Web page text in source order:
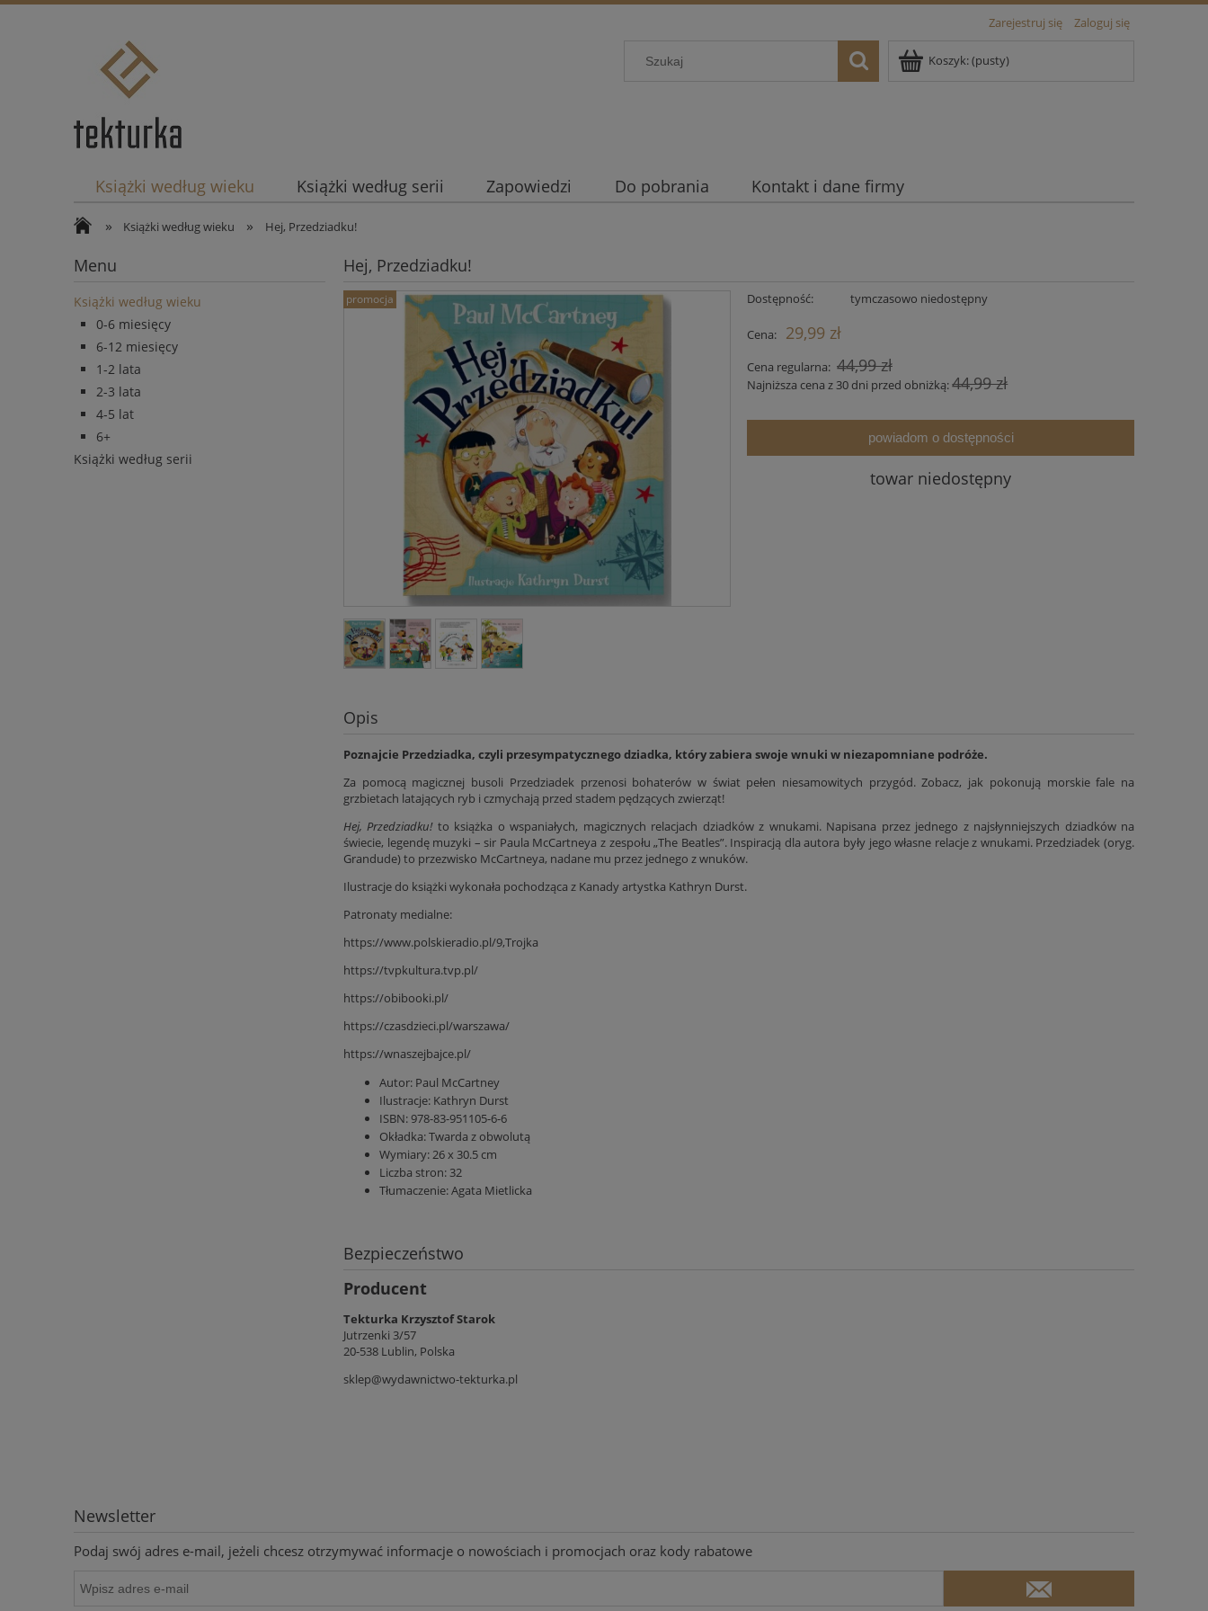
Zarejestruj się Zaloguj się
Koszyk:(pusty)
Książki według wieku Książki według serii Zapowiedzi Do pobrania Kontakt i dane firmy
» Książki według wieku » Hej, Przedziadku!
Menu
Książki według wieku
0-6 miesięcy
6-12 miesięcy
1-2 lata
2-3 lata
4-5 lat
6+
Książki według serii
Hej, Przedziadku!
promocja Dostępność: tymczasowo niedostępny
Cena: 29,99 zł
Cena regularna: 44,99 zł
Najniższa cena z 30 dni przed obniżką:44,99 zł
powiadom o dostępności
towar niedostępny
Opis
Poznajcie Przedziadka, czyli przesympatycznego dziadka, który zabiera swoje wnuki w niezapomniane podróże.
Za pomocą magicznej busoli Przedziadek przenosi bohaterów w świat pełen niesamowitych przygód. Zobacz, jak pokonują morskie fale na
grzbietach latających ryb i czmychają przed stadem pędzących zwierząt!
Hej, Przedziadku!to książka o wspaniałych, magicznych relacjach dziadków z wnukami. Napisana przez jednego z najsłynniejszych dziadków na
świecie, legendę muzyki – sir Paula McCartneya z zespołu „The Beatles”. Inspiracją dla autora były jego własne relacje z wnukami. Przedziadek (oryg.
Grandude) to przezwisko McCartneya, nadane mu przez jednego z wnuków.
Ilustracje do książki wykonała pochodząca z Kanady artystka Kathryn Durst.
Patronaty medialne:
https://www.polskieradio.pl/9,Trojka
https://tvpkultura.tvp.pl/
https://obibooki.pl/
https://czasdzieci.pl/warszawa/
https://wnaszejbajce.pl/
Autor: Paul McCartney
Ilustracje: Kathryn Durst
ISBN:978-83-951105-6-6
Okładka:Twarda z obwolutą
Wymiary: 26 x 30.5 cm
Liczba stron: 32
Tłumaczenie:Agata Mietlicka
Bezpieczeństwo
Producent
Tekturka Krzysztof Starok
Jutrzenki 3/57
20-538 Lublin, Polska
sklep@wydawnictwo-tekturka.pl
Newsletter
Podaj swój adres e-mail, jeżeli chcesz otrzymywać informacje o nowościach i promocjach oraz kody rabatowe